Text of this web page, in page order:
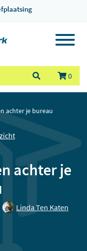
0
achter je bureau
achter je
Linda Ten Katen